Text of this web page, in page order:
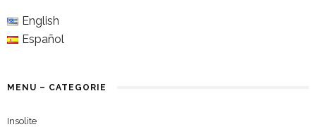
English
Español
MENU – CATEGORIE
Insolite